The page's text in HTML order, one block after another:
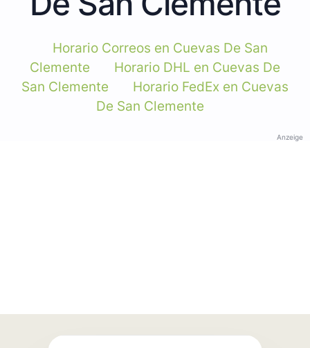
Horario Correos en Cuevas De San
Clemente
Horario DHL en Cuevas De
San Clemente
Horario FedEx en Cuevas
De San Clemente
Anzeige